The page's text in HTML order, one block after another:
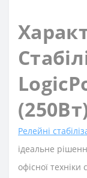
Релейні
ідеальне
офісної